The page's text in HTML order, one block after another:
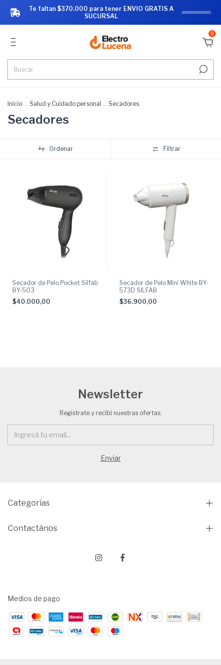
0
Inicio . Salud y Cuidado personal . Secadores
Secadores
Ordenar Filtrar
Secador de Pelo Pocket Silfab
BY-503
$40.000,00
Secador de Pelo Mini White BY-
573D SILFAB
$36.900,00
Newsletter
Registrate y recibí nuestras ofertas.
Categorías
Contactános
Medios de pago
Te faltan $370.000 para tener ENVIO GRATIS A
SUCURSAL